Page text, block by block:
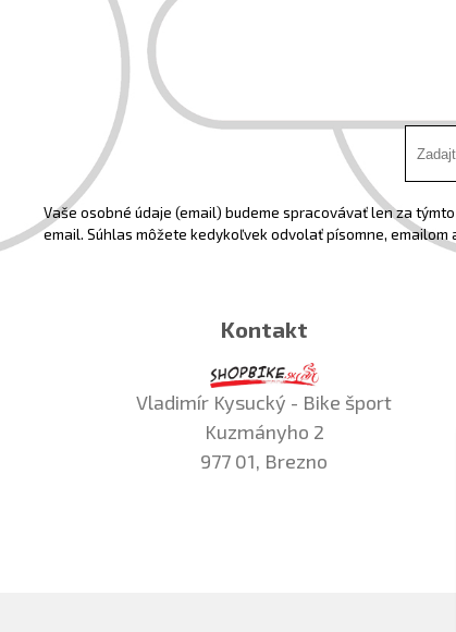
Vaše osobné údaje (email) budeme spracovávať len za
email. Súhlas môžete kedykoľvek odvolať písomne,
Kontakt
Vladimír Kysucký - Bike šport
Kuzmányho 2
977 01, Brezno